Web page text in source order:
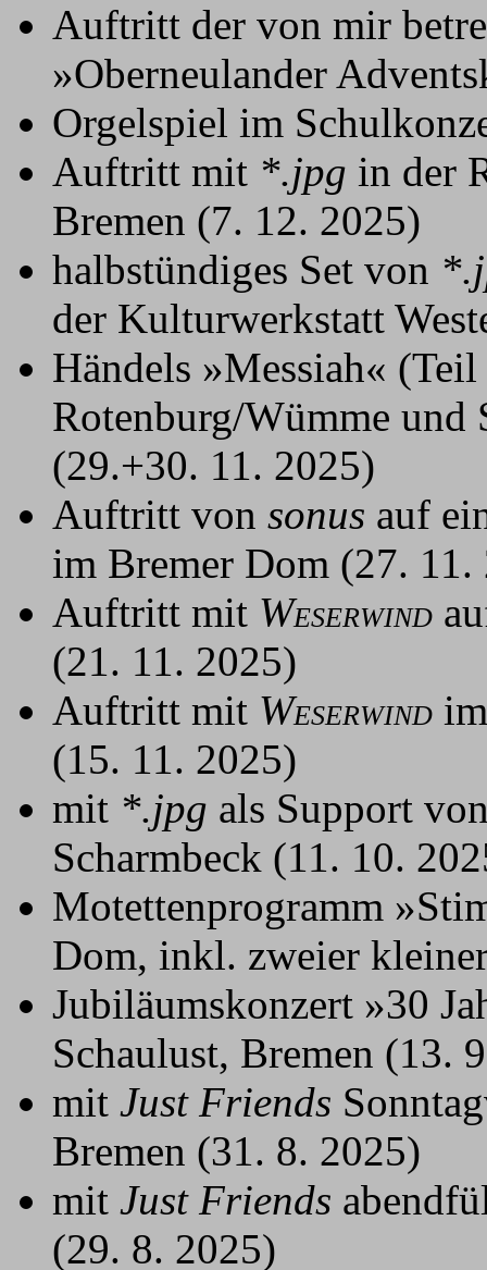
Auftritt der von mir
»Oberneulander
Orgelspiel im
Auftritt mit *.jpg in der
Bremen (7. 12. 2025)
halbstündiges Set von
der Kulturwerkstatt
Händels »Messiah«
Rotenburg/Wümme
(29.+30. 11. 2025)
Auftritt von sonus auf
im Bremer Dom (27. 11.
Auftritt mit WESERWIND
(21. 11. 2025)
Auftritt mit WESERWIND
(15. 11. 2025)
mit *.jpg als Support
Scharmbeck (11. 10.
Motettenprogramm
Dom, inkl. zweier
Jubiläumskonzert »30
Schaulust, Bremen (13.
mit Just Friends
Bremen (31. 8. 2025)
mit Just Friends
(29. 8. 2025)